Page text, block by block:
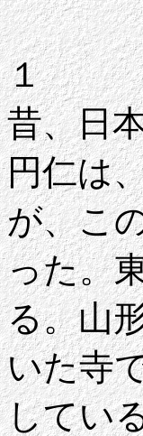
１
昔、日
円仁は
が、こ
った。
る。山
いた寺
してい